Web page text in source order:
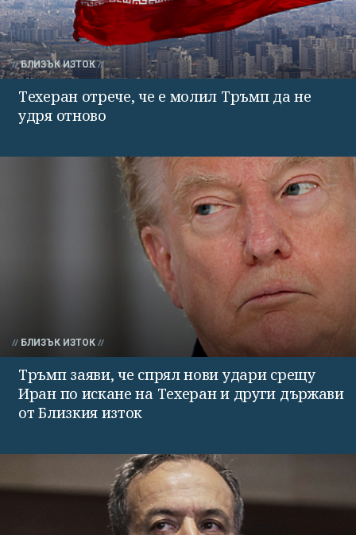
БЛИЗЪК ИЗТОК
Техеран отрече, че е молил Тръмп да не
удря отново
БЛИЗЪК ИЗТОК
Тръмп заяви, че спрял нови удари срещу
Иран по искане на Техеран и други държави
от Близкия изток